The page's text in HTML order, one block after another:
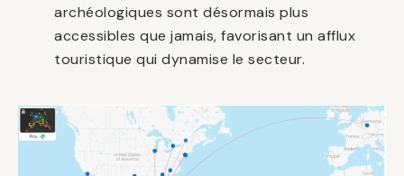
archéologiques sont désormais plus
accessibles que jamais, favorisant un afflux
touristique qui dynamise le secteur.